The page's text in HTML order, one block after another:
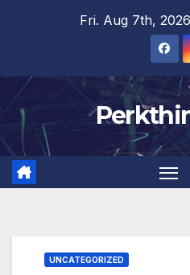
Fri. Aug 7th, 2026
UNCATEGORIZED